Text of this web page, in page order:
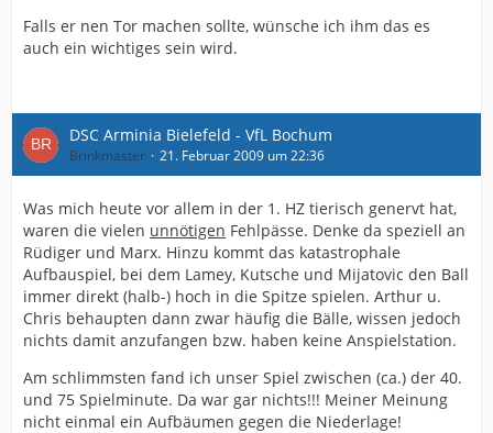
Falls er nen Tor machen sollte, wünsche ich ihm das es
auch ein wichtiges sein wird.
DSC Arminia Bielefeld - VfL Bochum
Brinkmaster 21. Februar 2009 um 22:36
Was mich heute vor allem in der 1. HZ tierisch genervt hat,
waren die vielen unnötigen Fehlpässe. Denke da speziell an
Rüdiger und Marx. Hinzu kommt das katastrophale
Aufbauspiel, bei dem Lamey, Kutsche und Mijatovic den Ball
immer direkt (halb-) hoch in die Spitze spielen. Arthur u.
Chris behaupten dann zwar häufig die Bälle, wissen jedoch
nichts damit anzufangen bzw. haben keine Anspielstation.
Am schlimmsten fand ich unser Spiel zwischen (ca.) der 40.
und 75 Spielminute. Da war gar nichts!!! Meiner Meinung
nicht einmal ein Aufbäumen gegen die Niederlage!